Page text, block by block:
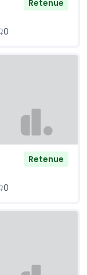
Retenue
0
Retenue
0